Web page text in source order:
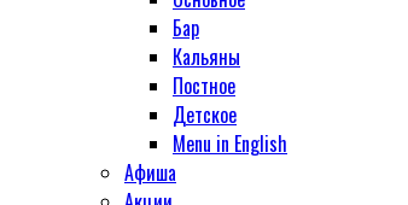
Бар
Кальяны
Постное
Детское
Menu in English
Афиша